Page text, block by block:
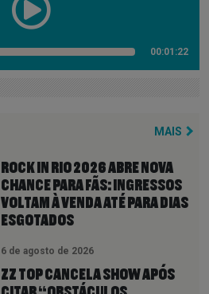
00:01:22
MAIS
ROCK IN RIO 2026 ABRE NOVA
CHANCE PARA FÃS: INGRESSOS
VOLTAM À VENDA ATÉ PARA DIAS
ESGOTADOS
6 de agosto de 2026
ZZ TOP CANCELA SHOW APÓS